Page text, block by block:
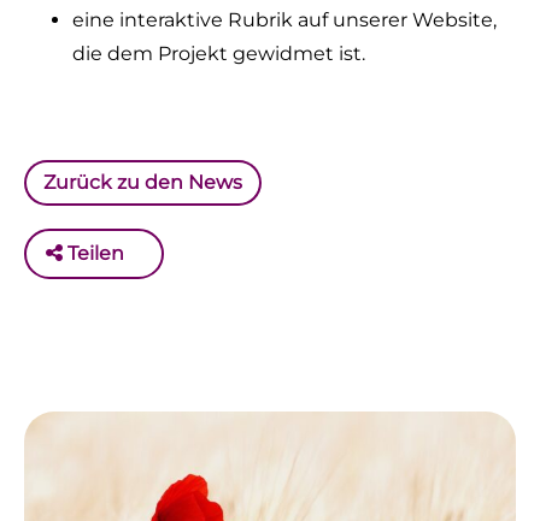
eine interaktive Rubrik auf unserer Website,
die dem Projekt gewidmet ist.
Zurück zu den News
Teilen